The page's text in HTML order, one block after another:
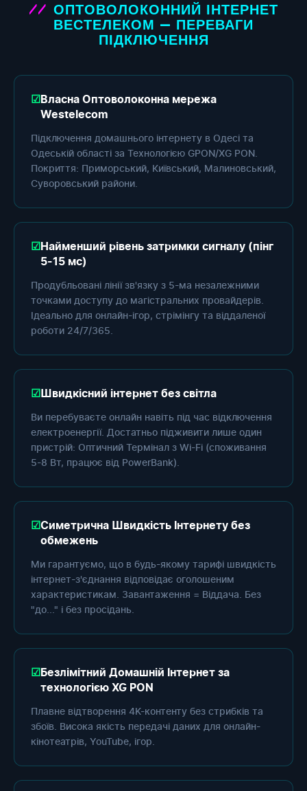
ОПТОВОЛОКОННИЙ ІНТЕРНЕТ
ВЕСТЕЛЕКОМ — ПЕРЕВАГИ
ПІДКЛЮЧЕННЯ
Власна Оптоволоконна мережа
Westelecom
Підключення домашнього інтернету в Одесі та
Одеській області за Технологією GPON/XG PON.
Покриття: Приморський, Київський, Малиновський,
Суворовський райони.
Найменший рівень затримки сигналу (пінг
5-15 мс)
Продубльовані лінії зв'язку з 5-ма незалежними
точками доступу до магістральних провайдерів.
Ідеально для онлайн-ігор, стрімінгу та віддаленої
роботи 24/7/365.
Швидкісний інтернет без світла
Ви перебуваєте онлайн навіть під час відключення
електроенергії. Достатньо підживити лише один
пристрій: Оптичний Термінал з Wi-Fi (споживання
5-8 Вт, працює від PowerBank).
Симетрична Швидкість Інтернету без
обмежень
Ми гарантуємо, що в будь-якому тарифі швидкість
інтернет-з'єднання відповідає оголошеним
характеристикам. Завантаження = Віддача. Без
"до..." і без просідань.
Безлімітний Домашній Інтернет за
технологією XG PON
Плавне відтворення 4K-контенту без стрибків та
збоїв. Висока якість передачі даних для онлайн-
кінотеатрів, YouTube, ігор.